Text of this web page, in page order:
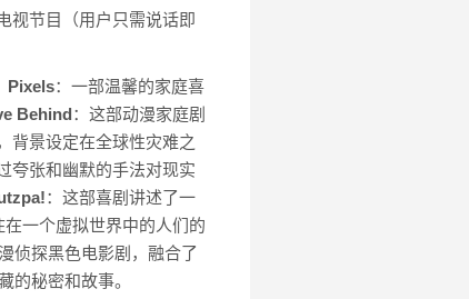
视节目（用户只需说话即
Pixels：一部温馨的家庭喜
Behind：这部动漫家庭剧
背景设定在全球性灾难之
夸张和幽默的手法对现实
：这部喜剧讲述了一
在一个虚拟世界中的人们的
侦探黑色电影剧，融合了
的秘密和故事。